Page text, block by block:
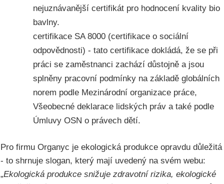
nejuznávanější certifikát pro hodnocení kvality bio
bavlny.
certifikace SA 8000 (certifikace o sociální
odpovědnosti) - tato certifikace dokládá, že se při
práci se zaměstnanci zachází důstojně a jsou
splněny pracovní podmínky na základě globálních
norem podle Mezinárodní organizace práce,
Všeobecné deklarace lidských práv a také podle
Úmluvy OSN o právech dětí.
Pro firmu Organyc je ekologická produkce opravdu důležitá
- to shrnuje slogan, který mají uvedený na svém webu:
„Ekologická produkce snižuje zdravotní rizika, ekologické